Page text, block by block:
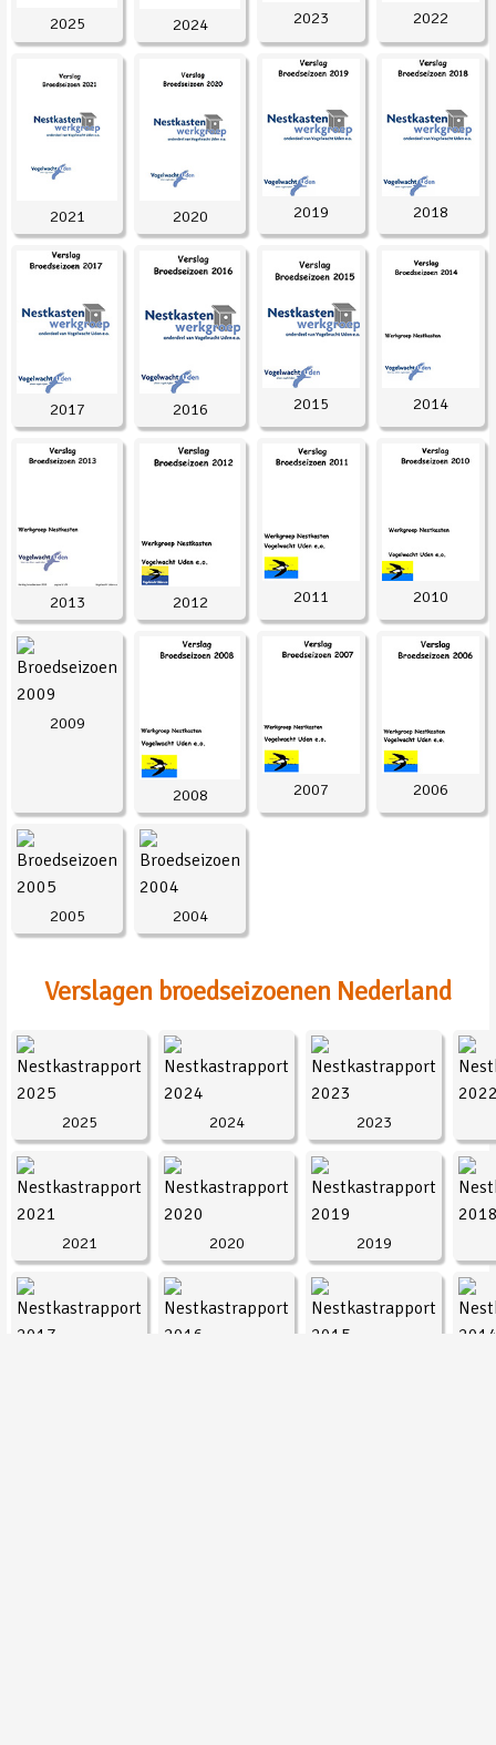
2025 2024 2023 2022
2021 2020 2019 2018
2017 2016 2015 2014
2013 2012 2011 2010
2009
2008 2007 2006
2005 2004
Verslagen broedseizoenen Nederland
2025 2024 2023
2021 2020 2019